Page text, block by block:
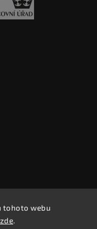
tohoto webu
zde.
práva vyhradené.
Shoptak.cz.